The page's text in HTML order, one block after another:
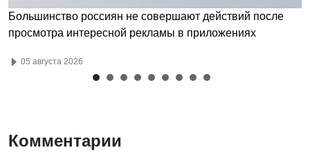
Большинство россиян не совершают действий после
просмотра интересной рекламы в приложениях
05 августа 2026
Комментарии